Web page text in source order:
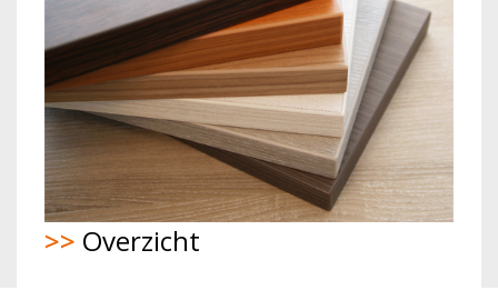
>> Overzicht